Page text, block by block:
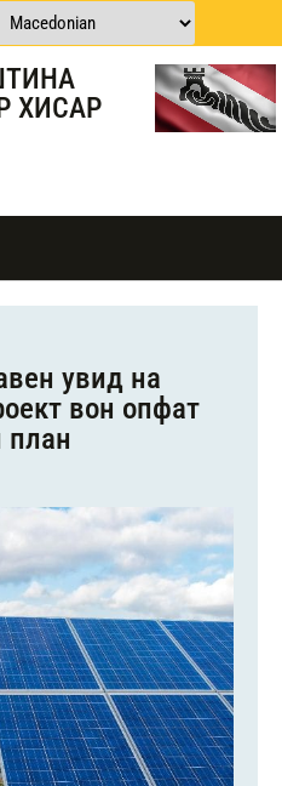
ХИСАР
увид на
вон опфат
план